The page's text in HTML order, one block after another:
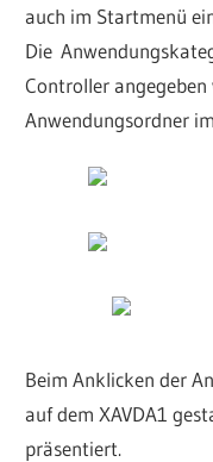
auch im Startmenü
Die
Controller
Anwendungsordner
Beim Anklicken der
auf dem XAVDA1
präsentiert.